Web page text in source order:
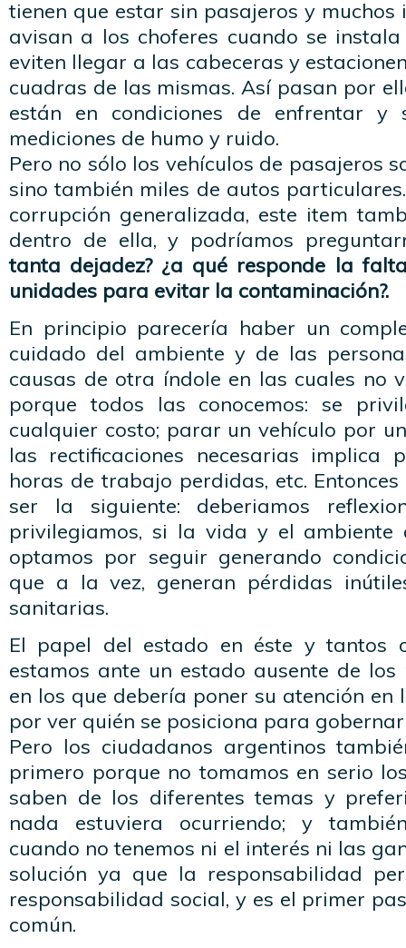
tienen que estar sin pasajeros y muchos
avisan a los choferes cuando se
eviten llegar a las cabeceras y
cuadras de las mismas. Así pasan por
están en condiciones de enfrentar
mediciones de humo y ruido.
Pero no sólo los vehículos de pasajeros
sino también miles de autos
corrupción generalizada, este item
dentro de ella, y podríamos
tanta dejadez? ¿a qué responde la
unidades para evitar la contaminación?.
En principio parecería haber un
cuidado del ambiente y de las
causas de otra índole en las cuales no
porque todos las conocemos: se
cualquier costo; parar un vehículo por
las rectificaciones necesarias implica
horas de trabajo perdidas, etc.
ser la siguiente: deberiamos
privilegiamos, si la vida y el ambiente
optamos por seguir generando
que a la vez, generan pérdidas
sanitarias.
El papel del estado en éste y tantos
estamos ante un estado ausente de los
en los que debería poner su atención en
por ver quién se posiciona para
Pero los ciudadanos argentinos
primero porque no tomamos en serio
saben de los diferentes temas y
nada estuviera ocurriendo; y
cuando no tenemos ni el interés ni las
solución ya que la responsabilidad
responsabilidad social, y es el primer
común.